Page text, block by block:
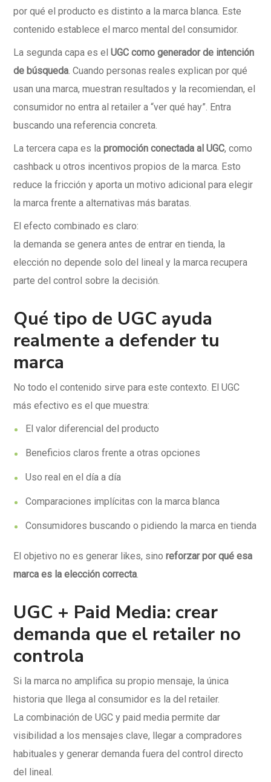
por qué el producto es distinto a la marca blanca. Este
contenido establece el marco mental del consumidor.
La segunda capa es elUGC como generador de intención
de búsqueda. Cuando personas reales explican por qué
usan una marca, muestran resultados y la recomiendan, el
consumidor no entra al retailer a “ver qué hay”. Entra
buscando una referencia concreta.
La tercera capa es lapromoción conectada al UGC, como
cashback u otros incentivos propios de la marca. Esto
reduce la fricción y aporta un motivo adicional para elegir
la marca frente a alternativas más baratas.
El efecto combinado es claro:
la demanda se genera antes de entrar en tienda, la
elección no depende solo del lineal y la marca recupera
parte del control sobre la decisión.
Qué tipo de UGC ayuda
realmente a defender tu
marca
No todo el contenido sirve para este contexto. El UGC
más efectivo es el que muestra:
El valor diferencial del producto
Beneficios claros frente a otras opciones
Uso real en el día a día
Comparaciones implícitas con la marca blanca
Consumidores buscando o pidiendo la marca en tienda
El objetivo no es generar likes, sinoreforzar por qué esa
marca es la elección correcta.
UGC + Paid Media: crear
demanda que el retailer no
controla
Si la marca no amplifica su propio mensaje, la única
historia que llega al consumidor es la del retailer.
La combinación de UGC y paid media permite dar
visibilidad a los mensajes clave, llegar a compradores
habituales y generar demanda fuera del control directo
del lineal.